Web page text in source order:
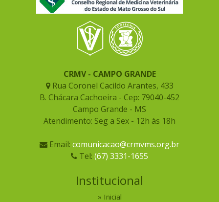
CRMV - CAMPO GRANDE
Rua Coronel Cacildo Arantes, 433
B. Chácara Cachoeira - Cep: 79040-452
Campo Grande - MS
Atendimento: Seg a Sex - 12h às 18h
Email: comunicacao@crmvms.org.br
Tel: (67) 3331-1655
Institucional
Inicial